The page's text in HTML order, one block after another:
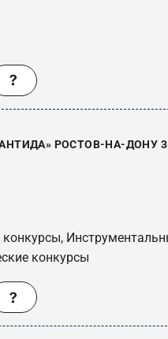
РОСТОВ-НА-ДОНУ
конкурсы